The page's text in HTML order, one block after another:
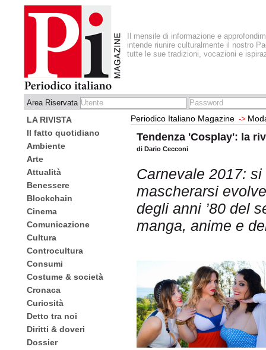
Il mensile di informazione e
intende riunire culturalmente il nostro
tutte le sue tradizioni, vocazioni e
Area Riservata
LA RIVISTA
Il fatto quotidiano
Ambiente
Arte
Attualità
Benessere
Blockchain
Cinema
Comunicazione
Cultura
Controcultura
Consumi
Costume & società
Cronaca
Curiosità
Detto tra noi
Diritti & doveri
Dossier
Periodico Italiano Magazine ->
Tendenza 'Cosplay': la
di Dario Cecconi
Carnevale 2017:
mascherarsi
degli anni ’80 del
manga, anime e